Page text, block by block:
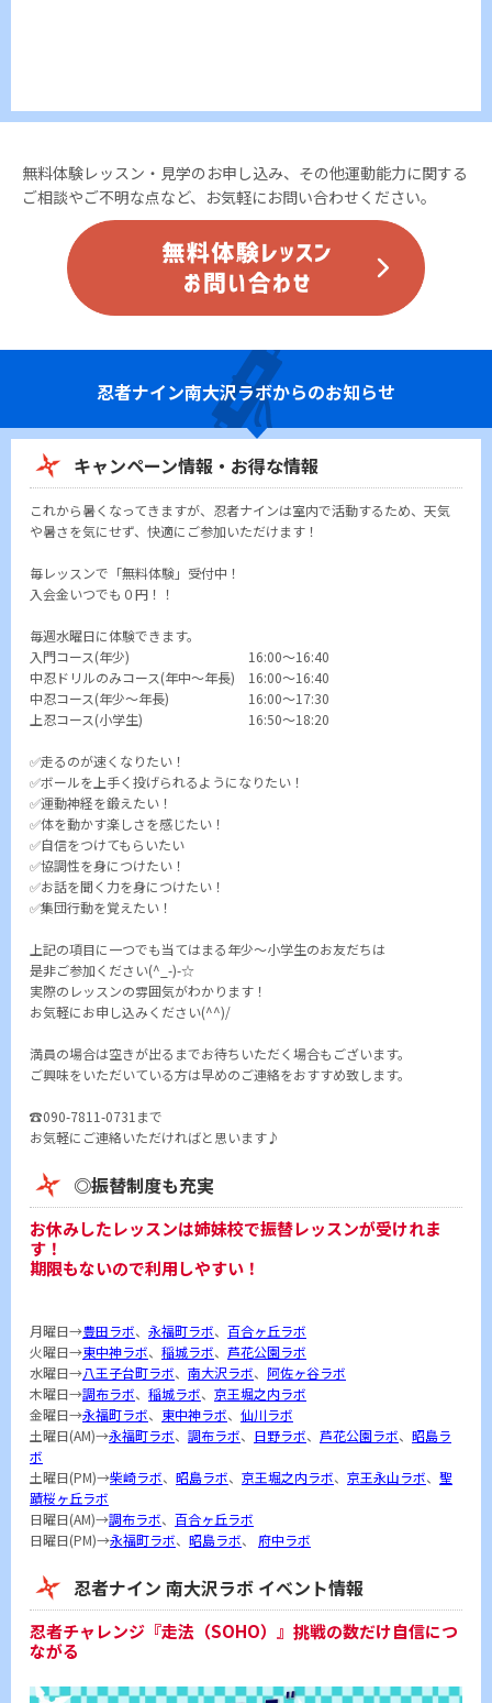
無料体験レッスン・見学のお申し込み、その他運動能力に関する
ご相談やご不明な点など、お気軽にお問い合わせください。
忍者ナイン南大沢ラボからのお知らせ
キャンペーン情報・お得な情報
これから暑くなってきますが、忍者ナインは室内で活動するため、天気
や暑さを気にせず、快適にご参加いただけます！
毎レッスンで「無料体験」受付中！
入会金いつでも０円！！
毎週水曜日に体験できます。
入門コース(年少) 16:00～16:40
中忍ドリルのみコース(年中～年長) 16:00～16:40
中忍コース(年少～年長) 16:00～17:30
上忍コース(小学生) 16:50～18:20
✅走るのが速くなりたい！
✅ボールを上手く投げられるようになりたい！
✅運動神経を鍛えたい！
✅体を動かす楽しさを感じたい！
✅自信をつけてもらいたい
✅協調性を身につけたい！
✅お話を聞く力を身につけたい！
✅集団行動を覚えたい！
上記の項目に一つでも当てはまる年少～小学生のお友だちは
是非ご参加ください(^_-)-☆
実際のレッスンの雰囲気がわかります！
お気軽にお申し込みください(^^)/
満員の場合は空きが出るまでお待ちいただく場合もございます。
ご興味をいただいている方は早めのご連絡をおすすめ致します。
☎090-7811-0731まで
お気軽にご連絡いただければと思います♪
◎振替制度も充実
お休みしたレッスンは姉妹校で振替レッスンが受けれま
す！
期限もないので利用しやすい！
月曜日→豊田ラボ、 永福町ラボ、 百合ヶ丘ラボ
火曜日→東中神ラボ、 稲城ラボ、 芦花公園ラボ
水曜日→八王子台町ラボ、 南大沢ラボ、 阿佐ヶ谷ラボ
木曜日→調布ラボ、 稲城ラボ、 京王堀之内ラボ
金曜日→永福町ラボ、 東中神ラボ、 仙川ラボ
土曜日(AM)→永福町ラボ、 調布ラボ、 日野ラボ、 芦花公園ラボ、 昭島ラ
ボ
土曜日(PM)→柴崎ラボ、 昭島ラボ、 京王堀之内ラボ、 京王永山ラボ、 聖
蹟桜ヶ丘ラボ
日曜日(AM)→調布ラボ、 百合ヶ丘ラボ
日曜日(PM)→永福町ラボ、 昭島ラボ、 府中ラボ
忍者ナイン 南大沢ラボ イベント情報
忍者チャレンジ『走法（SOHO）』挑戦の数だけ自信につ
ながる